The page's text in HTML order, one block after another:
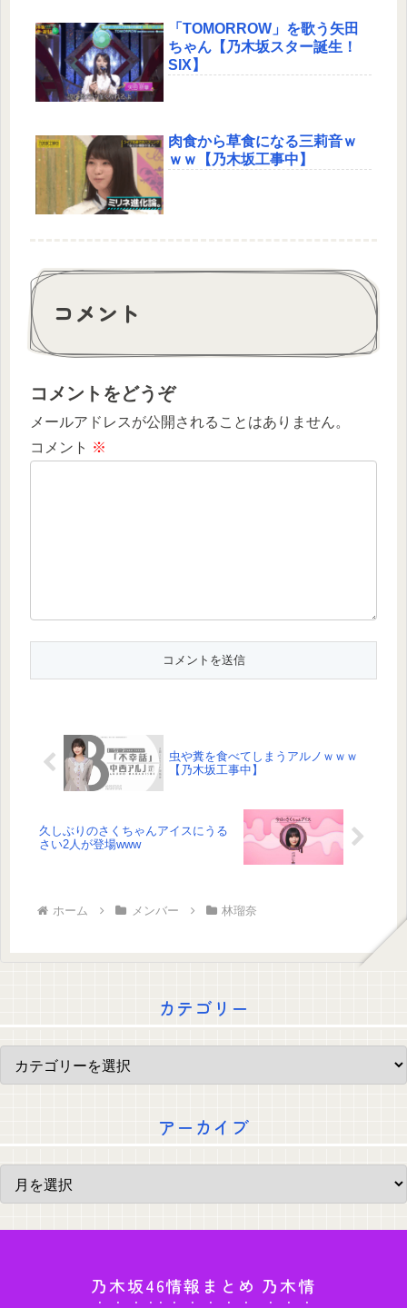
「TOMORROW」を歌う矢田
ちゃん【乃木坂スター誕生！
SIX】
肉食から草食になる三莉音ｗ
ｗｗ【乃木坂工事中】
コメント
コメントをどうぞ
メールアドレスが公開されることはありません。
コメント ※
虫や糞を食べてしまうアルノｗｗｗ
【乃木坂工事中】
久しぶりのさくちゃんアイスにうる
さい2人が登場www
ホーム メンバー 林瑠奈
カテゴリー
アーカイブ
乃木坂46情報まとめ 乃木情